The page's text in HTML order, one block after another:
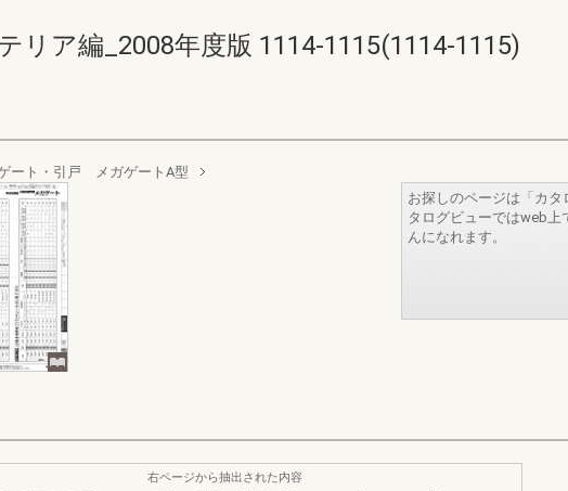
リア編_2008年度版 1114-1115(1114-1115)
ート・引戸 メガゲートA型
お探しのページは「カ
タログビューではweb上
んになれます。
右ページから抽出された内容